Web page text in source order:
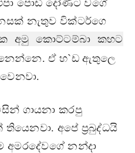
පොඩි දෝණිට වගේ
නැතුව වික්ටර්ගෙ
අමු කොට්ටම්බා කහට
ඒ හ`ඩ ඇතුලෙ
ගායනා කරපු
අපේ ප‍්‍රබුද්ධයි
නන්දා